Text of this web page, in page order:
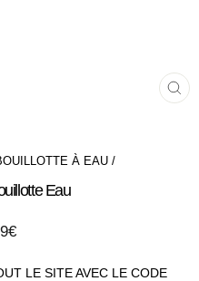
À EAU /
Eau
LE SITE AVEC LE CODE